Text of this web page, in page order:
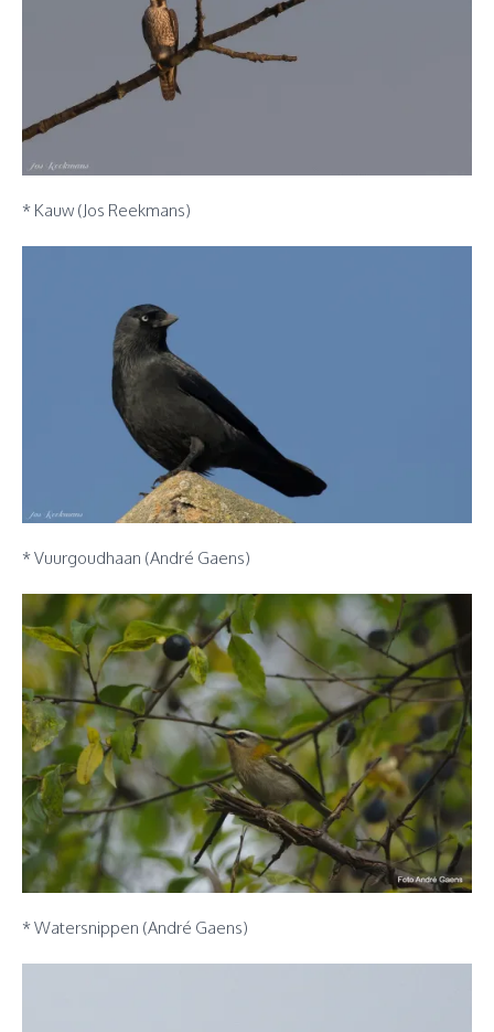
* Kauw (Jos Reekmans)
* Vuurgoudhaan (André Gaens)
* Watersnippen (André Gaens)